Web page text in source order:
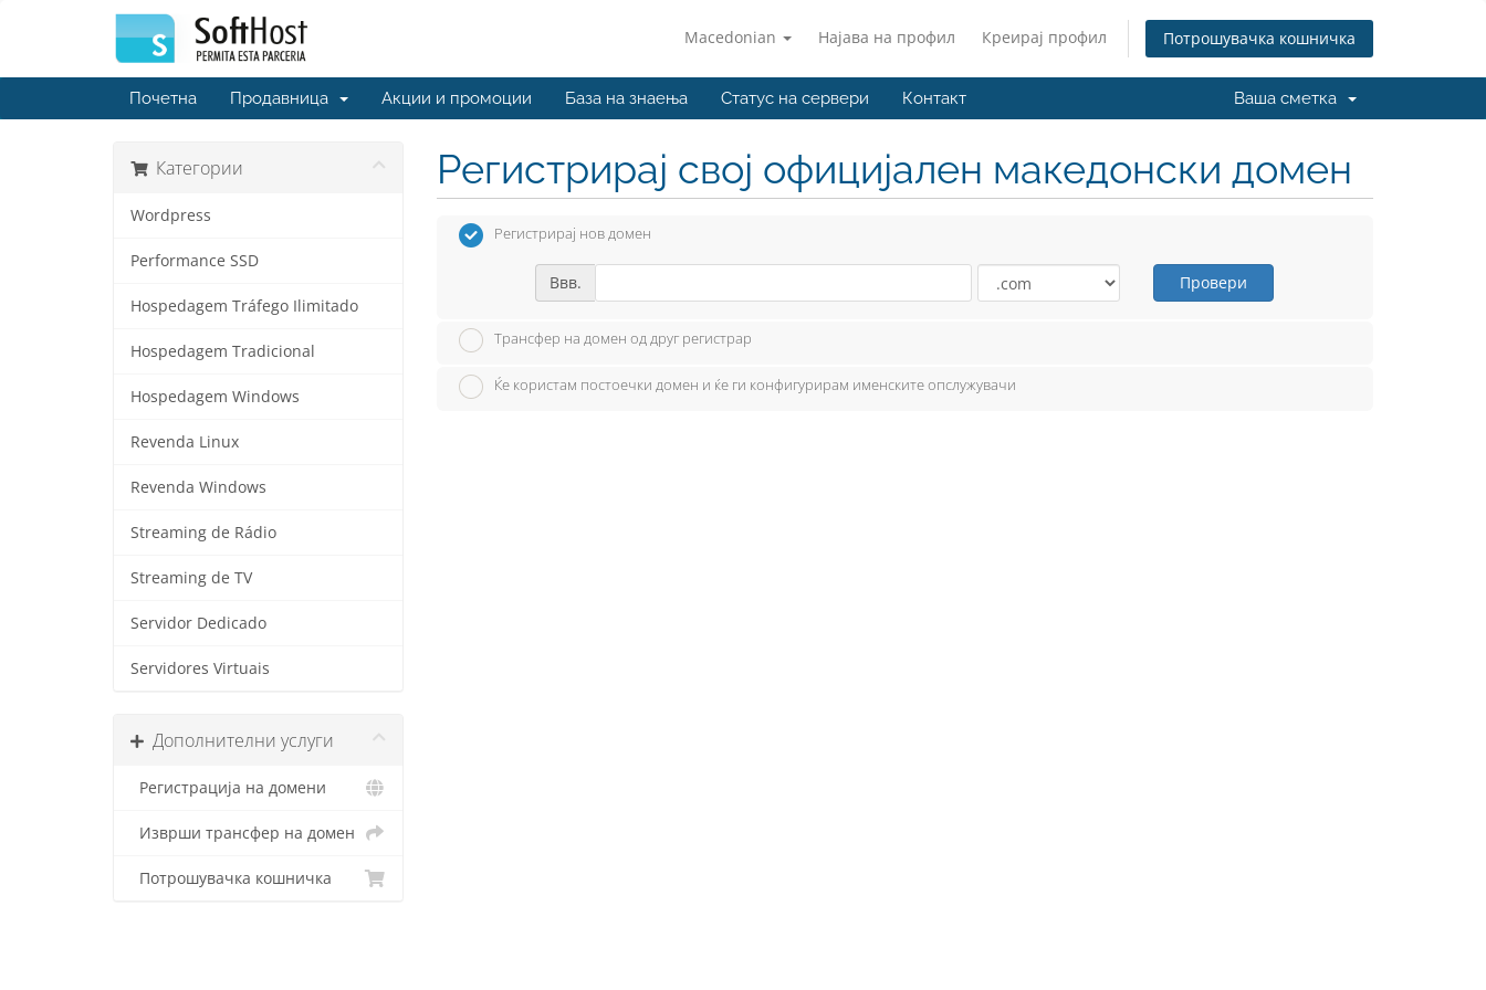
Macedonian Најава на профил Креирај профил Потрошувачка кошничка
Почетна Продавница Акции и промоции База на знаења Статус на сервери Контакт Ваша сметка
Категории
Wordpress
Performance SSD
Hospedagem Tráfego Ilimitado
Hospedagem Tradicional
Hospedagem Windows
Revenda Linux
Revenda Windows
Streaming de Rádio
Streaming de TV
Servidor Dedicado
Servidores Virtuais
Дополнителни услуги
Регистрација на домени
Изврши трансфер на домен
Потрошувачка кошничка
Регистрирај свој официјален македонски домен
Регистрирај нов домен
Ввв. Провери
Трансфер на домен од друг регистрар
Ќе користам постоечки домен и ќе ги конфигурирам именските опслужувачи